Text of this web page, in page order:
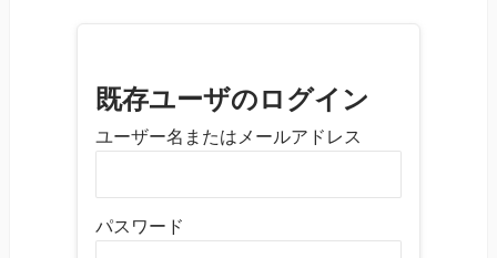
既存ユーザのログイン
ユーザー名またはメールアドレス
パスワード